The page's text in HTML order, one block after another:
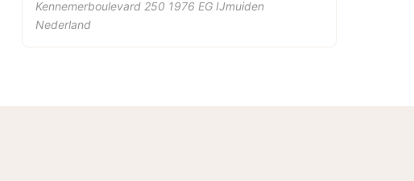
Kennemerboulevard 250 1976 EG IJmuiden
Nederland